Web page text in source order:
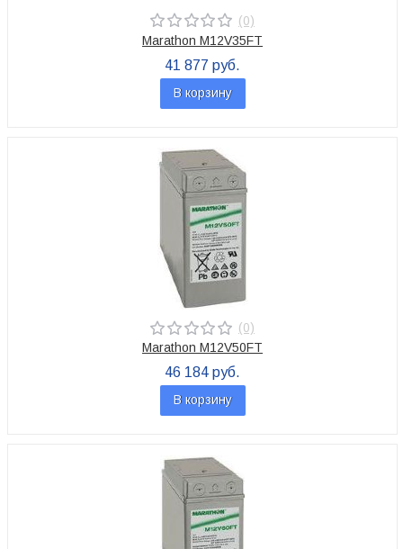
(0)
Marathon M12V35FT
41 877 руб.
В корзину
(0)
Marathon M12V50FT
46 184 руб.
В корзину